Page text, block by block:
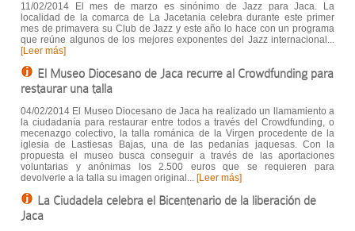
11/02/2014 El mes de marzo es sinónimo de Jazz para Jaca. La
localidad de la comarca de La Jacetania celebra durante este primer
mes de primavera su Club de Jazz y este año lo hace con un programa
que reúne algunos de los mejores exponentes del Jazz internacional...
[Leer más]
El Museo Diocesano de Jaca recurre al Crowdfunding para
restaurar una talla
04/02/2014 El Museo Diocesano de Jaca ha realizado un llamamiento a
la ciudadanía para restaurar entre todos a través del Crowdfunding, o
mecenazgo colectivo, la talla románica de la Virgen procedente de la
iglesia de Lastiesas Bajas, una de las pedanías jaquesas. Con la
propuesta el museo busca conseguir a través de las aportaciones
voluntarias y anónimas los 2.500 euros que se requieren para
devolverle a la talla su imagen original... [Leer más]
La Ciudadela celebra el Bicentenario de la liberación de
Jaca